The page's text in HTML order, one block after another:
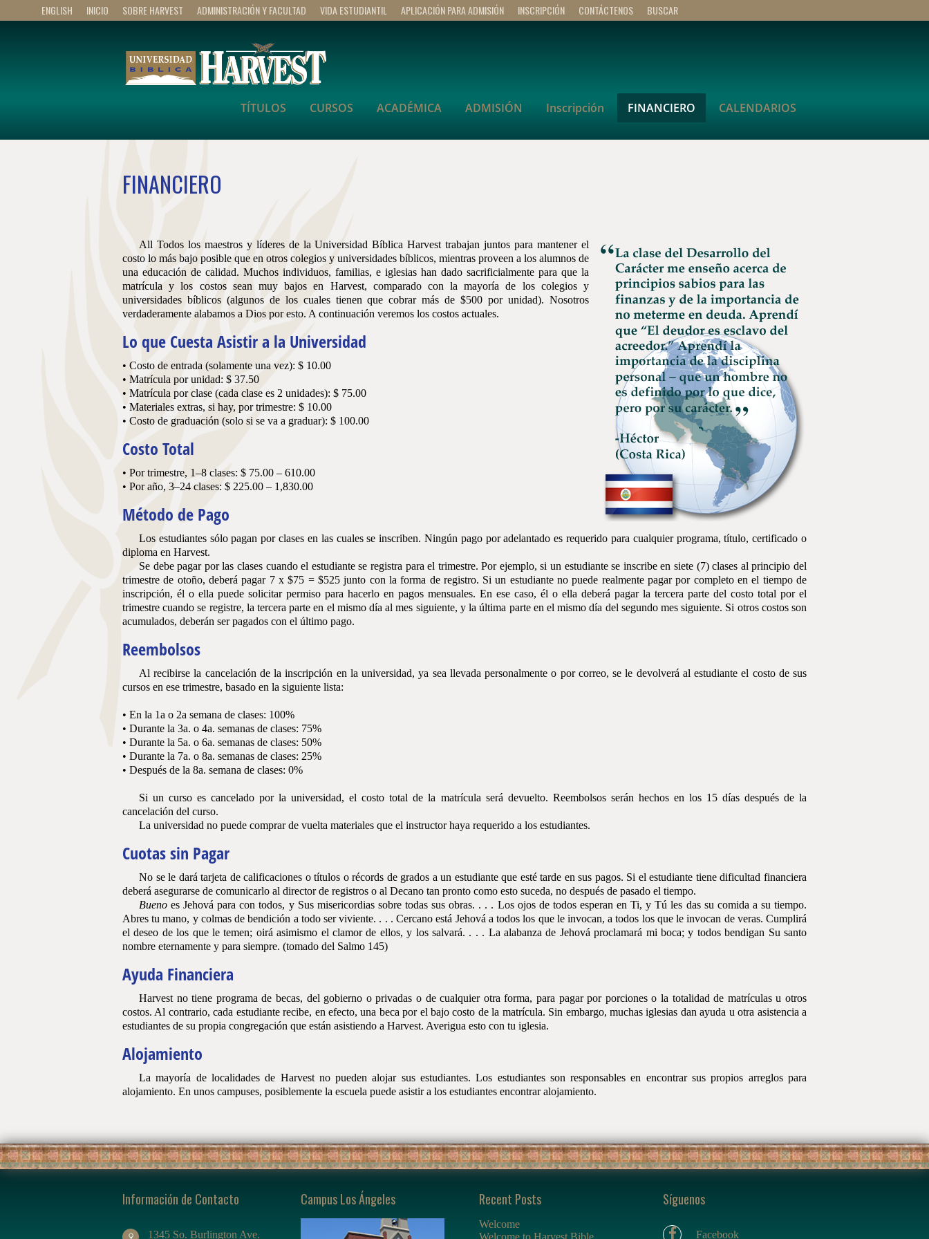
ENGLISH INICIO SOBRE HARVEST ADMINISTRACIÓN Y FACULTAD VIDA ESTUDIANTIL APLICACIÓN PARA ADMISIÓN INSCRIPCIÓN CONTÁCTENOS BUSCAR
TÍTULOS CURSOS ACADÉMICA ADMISIÓN Inscripción FINANCIERO CALENDARIOS
FINANCIERO
All Todos los maestros y líderes de la Universidad Bíblica Harvest trabajan juntos para mantener el
costo lo más bajo posible que en otros colegios y universidades bíblicos, mientras proveen a los alumnos de
una educación de calidad. Muchos individuos, familias, e iglesias han dado sacrificialmente para que la
matrícula y los costos sean muy bajos en Harvest, comparado con la mayoría de los colegios y
universidades bíblicos (algunos de los cuales tienen que cobrar más de $500 por unidad). Nosotros
verdaderamente alabamos a Dios por esto. A continuación veremos los costos actuales.
Lo que Cuesta Asistir a la Universidad
• Costo de entrada (solamente una vez): $ 10.00
• Matrícula por unidad: $ 37.50
• Matrícula por clase (cada clase es 2 unidades): $ 75.00
• Materiales extras, si hay, por trimestre: $ 10.00
• Costo de graduación (solo si se va a graduar): $ 100.00
Costo Total
• Por trimestre, 1–8 clases: $ 75.00 – 610.00
• Por año, 3–24 clases: $ 225.00 – 1,830.00
Método de Pago
Los estudiantes sólo pagan por clases en las cuales se inscriben. Ningún pago por adelantado es requerido para cualquier programa, título, certificado o
diploma en Harvest.
Se debe pagar por las clases cuando el estudiante se registra para el trimestre. Por ejemplo, si un estudiante se inscribe en siete (7) clases al principio del
trimestre de otoño, deberá pagar 7 x $75 = $525 junto con la forma de registro. Si un estu­diante no puede realmente pagar por completo en el tiempo de
inscripción, él o ella puede solicitar permiso para hacerlo en pagos mensuales. En ese caso, él o ella deberá pagar la tercera parte del costo total por el
trimestre cuando se registre, la tercera parte en el mismo día al mes siguiente, y la última parte en el mismo día del segundo mes siguiente. Si otros costos son
acumulados, deberán ser pagados con el último pago.
Reembolsos
Al recibirse la cancelación de la inscripción en la universidad, ya sea llevada personalmente o por correo, se le devolverá al estudiante el costo de sus
cursos en ese trimestre, basado en la siguiente lista:
• En la 1a o 2a semana de clases: 100%
• Durante la 3a. o 4a. semanas de clases: 75%
• Durante la 5a. o 6a. semanas de clases: 50%
• Durante la 7a. o 8a. semanas de clases: 25%
• Después de la 8a. semana de clases: 0%
Si un curso es cancelado por la universidad, el costo total de la matrícula será devuelto. Reembolsos serán hechos en los 15 días después de la
cancelación del curso.
La universidad no puede comprar de vuelta materiales que el instructor haya requerido a los estudiantes.
Cuotas sin Pagar
No se le dará tarjeta de calificaciones o títulos o récords de grados a un estudiante que esté tarde en sus pagos. Si el estudiante tiene dificultad financiera
deberá asegurarse de comunicarlo al director de registros o al Decano tan pronto como esto suceda, no después de pasado el tiempo.
Bueno es Jehová para con todos, y Sus misericordias sobre todas sus obras. . . . Los ojos de todos esperan en Ti, y Tú les das su comida a su tiempo.
Abres tu mano, y colmas de bendición a todo ser viviente. . . . Cercano está Jehová a todos los que le invocan, a todos los que le invocan de veras. Cumplirá
el deseo de los que le temen; oirá asimismo el clamor de ellos, y los salvará. . . . La alabanza de Jehová proclamará mi boca; y todos bendigan Su santo
nombre eternamente y para siempre. (tomado del Salmo 145)
Ayuda Financiera
Harvest no tiene programa de becas, del gobierno o privadas o de cualquier otra forma, para pagar por porciones o la totalidad de matrículas u otros
costos. Al contrario, cada estudiante recibe, en efecto, una beca por el bajo costo de la matrícula. Sin embargo, muchas iglesias dan ayuda u otra asistencia a
estudiantes de su propia congregación que están asistiendo a Harvest. Averigua esto con tu iglesia.
Alojamiento
La mayoría de localidades de Harvest no pueden alojar sus estudiantes. Los estudiantes son responsables en encontrar sus propios arreglos para
alojamiento. En unos campuses, posiblemente la escuela puede asistir a los estudiantes encontrar alojamiento.
Información de Contacto
1345 So. Burlington Ave.
Campus Los Ángeles Recent Posts
Welcome
Síguenos
Facebook